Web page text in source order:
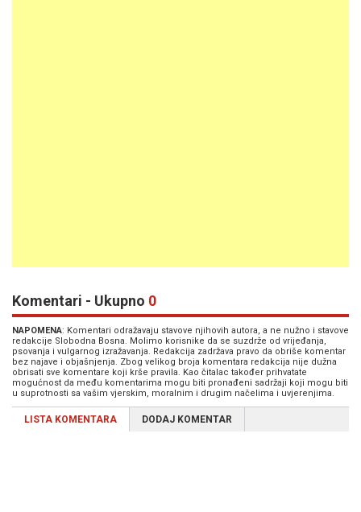
Komentari - Ukupno 0
NAPOMENA: Komentari odražavaju stavove njihovih autora, a ne nužno i stavove
redakcije Slobodna Bosna. Molimo korisnike da se suzdrže od vrijeđanja,
psovanja i vulgarnog izražavanja. Redakcija zadržava pravo da obriše komentar
bez najave i objašnjenja. Zbog velikog broja komentara redakcija nije dužna
obrisati sve komentare koji krše pravila. Kao čitalac također prihvatate
mogućnost da među komentarima mogu biti pronađeni sadržaji koji mogu biti
u suprotnosti sa vašim vjerskim, moralnim i drugim načelima i uvjerenjima.
LISTA KOMENTARA DODAJ KOMENTAR